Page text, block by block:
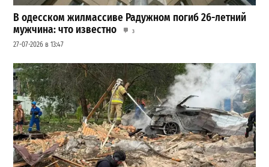
В одесском жилмассиве Радужном погиб 26-летний
мужчина: что известно
3
27-07-2026 в 13:47